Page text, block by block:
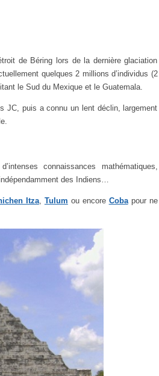
de Béring lors de la dernière glaciation
quelques 2 millions d’individus (2
le Sud du Mexique et le Guatemala.
JC, puis a connu un lent déclin, largement
connaissances mathématiques,
des Indiens…
Itza, Tulum ou encore Cobapour ne